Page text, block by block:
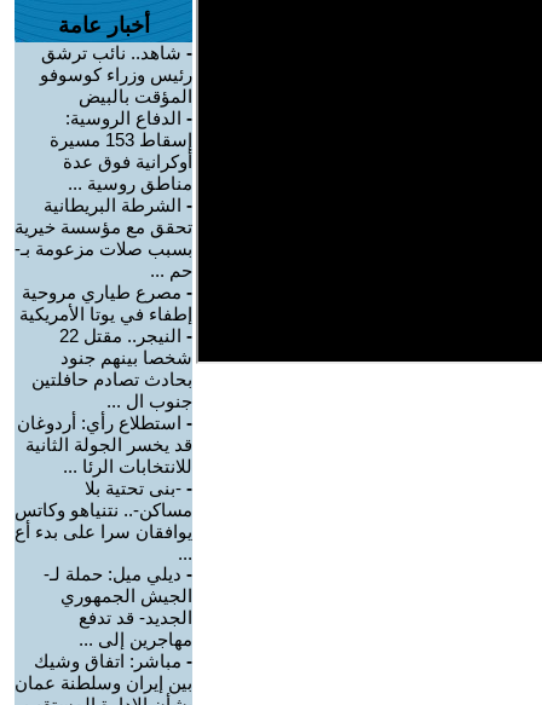
أخبار عامة
- شاهد.. نائب ترشق
رئيس وزراء كوسوفو
المؤقت بالبيض
- الدفاع الروسية:
إسقاط 153 مسيرة
أوكرانية فوق عدة
مناطق روسية ...
- الشرطة البريطانية
تحقق مع مؤسسة خيرية
بسبب صلات مزعومة بـ-
حم ...
- مصرع طياري مروحية
إطفاء في يوتا الأمريكية
-
النيجر.. مقتل 22
شخصا بينهم جنود
بحادث تصادم حافلتين
جنوب ال ...
- استطلاع رأي: أردوغان
قد يخسر الجولة الثانية
للانتخابات الرئا ...
- -بنى تحتية بلا
مساكن-.. نتنياهو وكاتس
يوافقان سرا على بدء أع
...
- ديلي ميل: حملة لـ-
الجيش الجمهوري
الجديد- قد تدفع
مهاجرين إلى ...
- مباشر: اتفاق وشيك
بين إيران وسلطنة عمان